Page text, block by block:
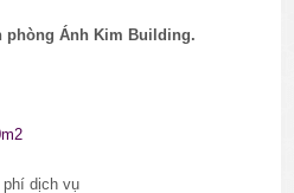
phòng Ánh Kim Building.
dịch vụ